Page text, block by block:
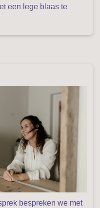
een lege blaas te
bespreken we met